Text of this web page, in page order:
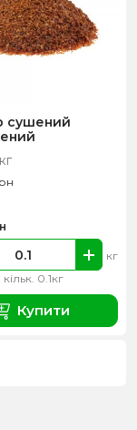
сушений
кільк. 0.1кг
кг
Купити